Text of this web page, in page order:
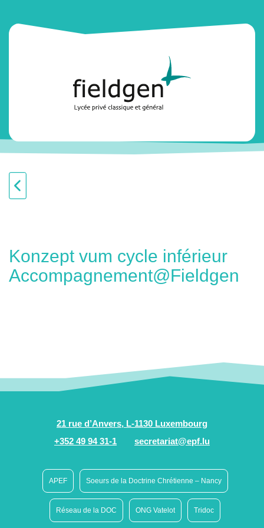
Konzept vum cycle inférieur
Accompagnement@Fieldgen
21 rue d’Anvers, L-1130 Luxembourg
+352 49 94 31-1
secretariat@epf.lu
APEF Soeurs de la Doctrine Chrétienne – Nancy
Réseau de la DOC ONG Vatelot Tridoc